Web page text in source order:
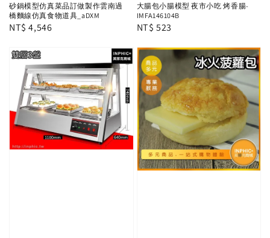
砂鍋模型仿真菜品訂做製作雲南過
橋麵線仿真食物道具_aDXM
Regular
NT$ 4,546
大腸包小腸模型 夜市小吃 烤香腸-
IMFA146104B
Regular
NT$ 523